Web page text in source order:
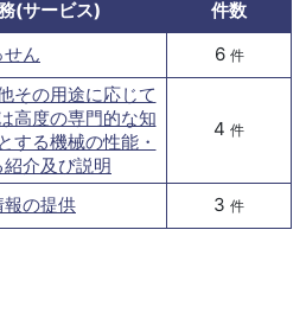
(サービス)
件数
ん
6 件
その用途に応じて
高度の専門的な知
する機械の性能・
介及び説明
4 件
報の提供 3 件